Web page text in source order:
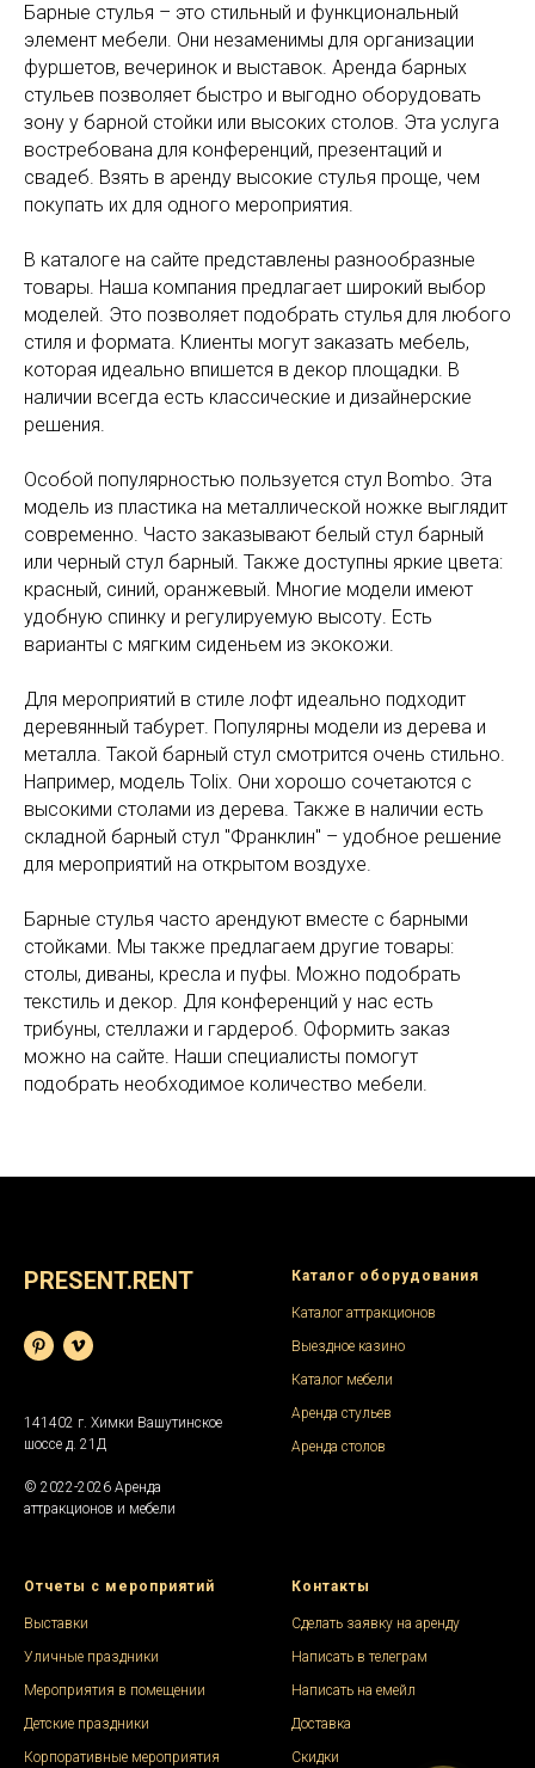
Барные стулья – это стильный и функциональный
элемент мебели. Они незаменимы для организации
фуршетов, вечеринок и выставок. Аренда барных
стульев позволяет быстро и выгодно оборудовать
зону у барной стойки или высоких столов. Эта услуга
востребована для конференций, презентаций и
свадеб. Взять в аренду высокие стулья проще, чем
покупать их для одного мероприятия.
В каталоге на сайте представлены разнообразные
товары. Наша компания предлагает широкий выбор
моделей. Это позволяет подобрать стулья для любого
стиля и формата. Клиенты могут заказать мебель,
которая идеально впишется в декор площадки. В
наличии всегда есть классические и дизайнерские
решения.
Особой популярностью пользуется стул Bombo. Эта
модель из пластика на металлической ножке выглядит
современно. Часто заказывают белый стул барный
или черный стул барный. Также доступны яркие цвета:
красный, синий, оранжевый. Многие модели имеют
удобную спинку и регулируемую высоту. Есть
варианты с мягким сиденьем из экокожи.
Для мероприятий в стиле лофт идеально подходит
деревянный табурет. Популярны модели из дерева и
металла. Такой барный стул смотрится очень стильно.
Например, модель Tolix. Они хорошо сочетаются с
высокими столами из дерева. Также в наличии есть
складной барный стул "Франклин" – удобное решение
для мероприятий на открытом воздухе.
Барные стулья часто арендуют вместе с барными
стойками. Мы также предлагаем другие товары:
столы, диваны, кресла и пуфы. Можно подобрать
текстиль и декор. Для конференций у нас есть
трибуны, стеллажи и гардероб. Оформить заказ
можно на сайте. Наши специалисты помогут
подобрать необходимое количество мебели.
PRESENT.RENT
141402 г. Химки Вашутинское
шоссе д. 21Д
© 2022-2026 Аренда
аттракционов и мебели
Каталог оборудования
Каталог аттракционов
Выездное казино
Каталог мебели
Аренда стульев
Аренда столов
Отчеты с мероприятий
Выставки
Уличные праздники
Мероприятия в помещении
Детские праздники
Корпоративные мероприятия
Контакты
Сделать заявку на аренду
Написать в телеграм
Написать на емейл
Доставка
Скидки